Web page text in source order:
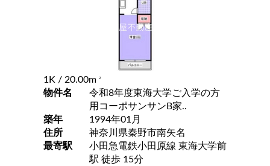
1K / 20.00m 2
物件名
令和8年度東海大学ご入学の方
用コーポサンサンB家..
築年
1994年01月
住所
神奈川県秦野市南矢名
最寄駅
小田急電鉄小田原線 東海大学前
駅 徒歩 15分